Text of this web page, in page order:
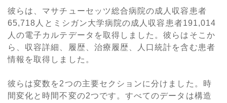
彼らは、マサチューセッツ総合病院の成人収容患者
65,718人とミシガン大学病院の成人収容患者191,014
人の電子カルテデータを取得しました。彼らはそこか
ら、収容詳細、履歴、治療履歴、人口統計を含む患者
情報を取得しました。
彼らは変数を2つの主要セクションに分けました。時
間変化と時間不変の2つです。すべてのデータは構造